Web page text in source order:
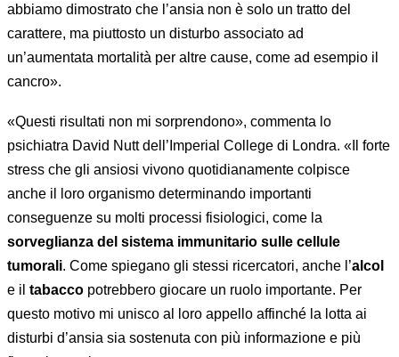
abbiamo dimostrato che l’ansia non è solo un tratto del
carattere, ma piuttosto un disturbo associato ad
un’aumentata mortalità per altre cause, come ad esempio il
cancro».
«Questi risultati non mi sorprendono», commenta lo
psichiatra David Nutt dell’Imperial College di Londra. «Il forte
stress che gli ansiosi vivono quotidianamente colpisce
anche il loro organismo determinando importanti
conseguenze su molti processi fisiologici, come la
sorveglianza del sistema immunitario sulle cellule
tumorali. Come spiegano gli stessi ricercatori, anche l’alcol
e il tabacco potrebbero giocare un ruolo importante. Per
questo motivo mi unisco al loro appello affinché la lotta ai
disturbi d’ansia sia sostenuta con più informazione e più